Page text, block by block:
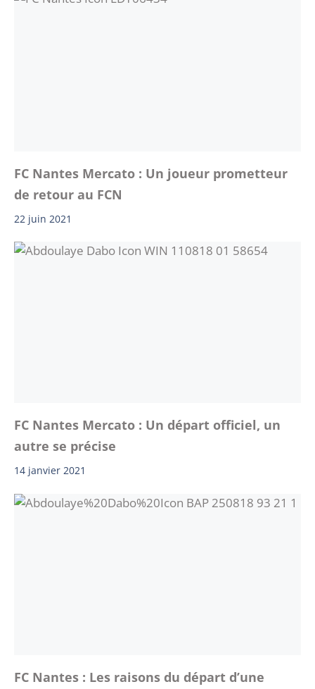
FC Nantes Mercato : Un joueur prometteur
de retour au FCN
22 juin 2021
FC Nantes Mercato : Un départ officiel, un
autre se précise
14 janvier 2021
FC Nantes : Les raisons du départ d’une